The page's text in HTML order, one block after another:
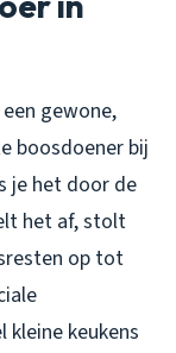
gewone,
boosdoener bij
je het door de
het af, stolt
op tot
kleine keukens